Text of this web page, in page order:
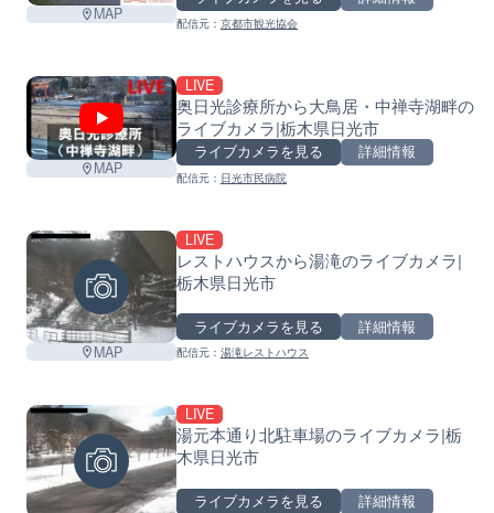
MAP 配信元： 京都市観光協会
MAP
LIVE
奥日光診療所から大鳥居・中禅寺湖畔の
ライブカメラ|栃木県日光市
ライブカメラを見る 詳細情報
配信元： 日光市民病院
MAP
LIVE
レストハウスから湯滝のライブカメラ|
栃木県日光市
ライブカメラを見る 詳細情報
配信元： 湯滝レストハウス
LIVE
湯元本通り北駐車場のライブカメラ|栃
木県日光市
ライブカメラを見る 詳細情報